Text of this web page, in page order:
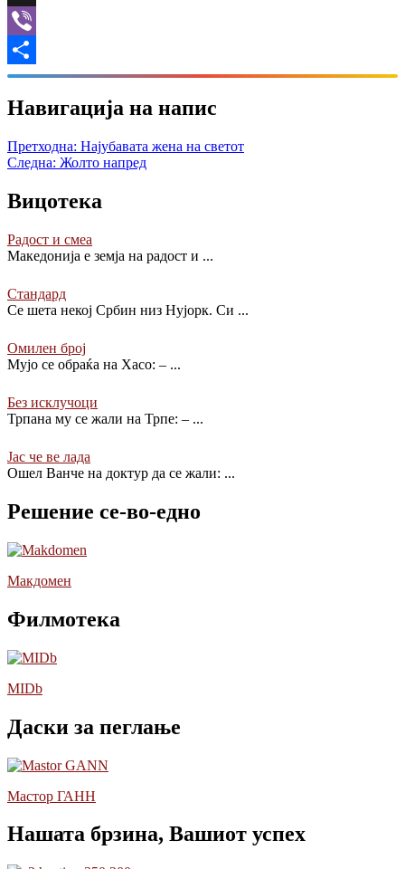
X
Viber
Share
Навигација на напис
Претходна: Најубавата жена на светот
Следна: Жолто напред
Вицотека
Радост и смеа
Македонија е земја на радост и ...
Стандард
Се шета некој Србин низ Нујорк. Си ...
Омилен број
Мујо се обраќа на Хасо: – ...
Без исклучоци
Трпана му се жали на Трпе: – ...
Јас че ве лада
Ошел Ванче на доктур да се жали: ...
Решение се-во-едно
Макдомен
Филмотека
MIDb
Даски за пеглање
Мастор ГАНН
Нашата брзина, Вашиот успех